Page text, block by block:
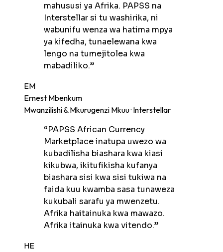
mahususi ya Afrika. PAPSS na
Interstellar si tu washirika, ni
wabunifu wenza wa hatima mpya
ya kifedha, tunaelewana kwa
lengo na tumejitolea kwa
mabadiliko.”
EM
Ernest Mbenkum
Mwanzilishi & Mkurugenzi Mkuu · Interstellar
“PAPSS African Currency
Marketplace inatupa uwezo wa
kubadilisha biashara kwa kiasi
kikubwa, ikitufikisha kufanya
biashara sisi kwa sisi tukiwa na
faida kuu kwamba sasa tunaweza
kukubali sarafu ya mwenzetu.
Afrika haitainuka kwa mawazo.
Afrika itainuka kwa vitendo.”
HE